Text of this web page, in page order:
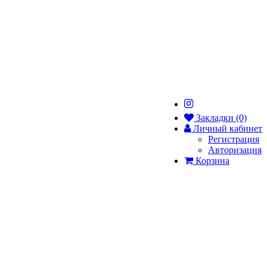
Закладки (0)
Личный кабинет
Регистрация
Авторизация
Корзина